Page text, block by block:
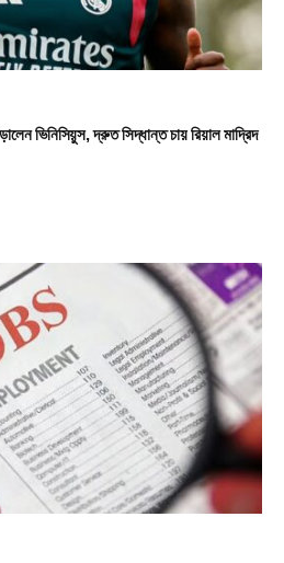
ভিনিসিয়ুস, দ্রুত সিদ্ধান্ত চায় রিয়াল মাদ্রিদ